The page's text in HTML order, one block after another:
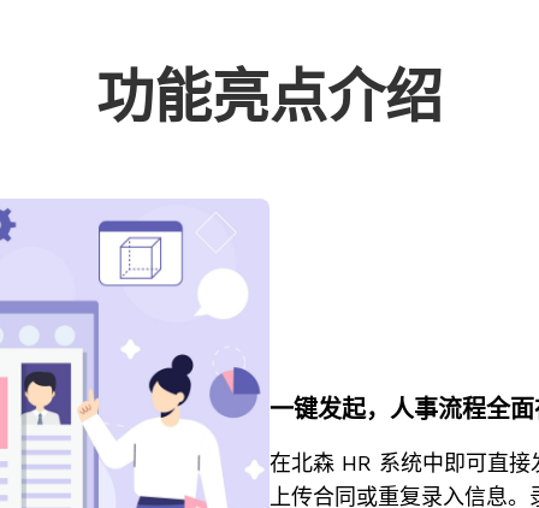
功能亮点介绍
一键发起，人事流程全
在北森 HR 系统中即可直
上传合同或重复录入信息